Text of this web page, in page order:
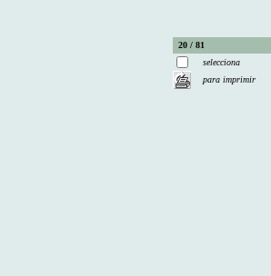
20 / 81
selecciona
para imprimir